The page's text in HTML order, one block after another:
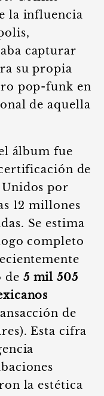
la influencia
capturar
su propia
pop-funk en
de aquella
álbum fue
de
Unidos por
12 millones
Se estima
completo
de 5 mil 505
de
Esta cifra
la estética